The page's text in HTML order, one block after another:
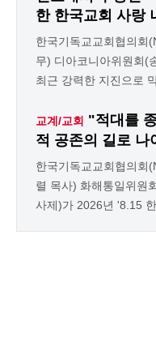
한 한국교회 사랑
한국기독교교회협의회
무) 디아코니아위원회(
최근 강력한 지진으로
교계/교회 "적대를
적 공존의 길로 나
한국기독교교회협의회
렬 목사) 화해통일위원
사제)가 2026년 '8.15 한